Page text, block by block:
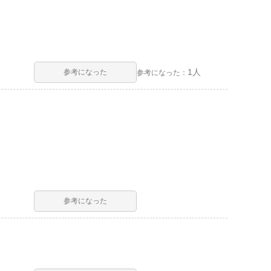
参考になった 参考になった： 1人
参考になった